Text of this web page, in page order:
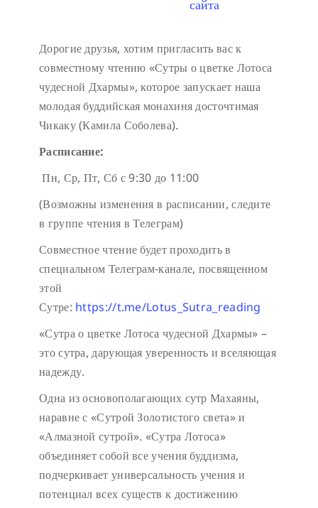
сайта
Дорогие друзья, хотим пригласить вас к
совместному чтению «Сутры о цветке Лотоса
чудесной Дхармы», которое запускает наша
молодая буддийская монахиня досточтимая
Чикаку (Камила Соболева).
Расписание:
Пн, Ср, Пт, Сб с 9:30 до 11:00
(Возможны изменения в расписании, следите
в группе чтения в Телеграм)
Совместное чтение будет проходить в
специальном Телеграм-канале, посвященном
этой
Сутре: https://t.me/Lotus_Sutra_reading
«Сутра о цветке Лотоса чудесной Дхармы» –
это сутра, дарующая уверенность и вселяющая
надежду.
Одна из основополагающих сутр Махаяны,
наравне с «Сутрой Золотистого света» и
«Алмазной сутрой». «Сутра Лотоса»
объединяет собой все учения буддизма,
подчеркивает универсальность учения и
потенциал всех существ к достижению